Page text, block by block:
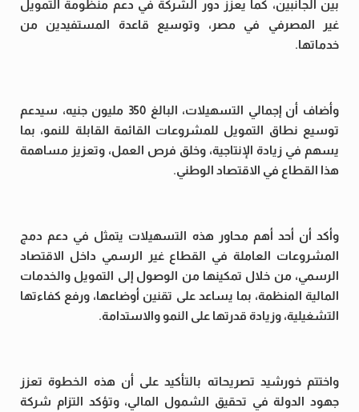
بين الجانبين، كما يعزز دور الشركة في دعم منظومة التمويل
غير المصرفي في مصر، وتوسيع قاعدة المستفيدين من
خدماتها.
وأضاف أن إجمالي التسهيلات، البالغ 350 مليون جنيه، سيدعم
توسيع نطاق التمويل للمشروعات القائمة القابلة للنمو، بما
يسهم في زيادة الإنتاجية، وخلق فرص العمل، وتعزيز مساهمة
هذا القطاع في الاقتصاد الوطني.
وأكد أن أحد أهم محاور هذه التسهيلات يتمثل في دعم دمج
المشروعات العاملة في القطاع غير الرسمي داخل الاقتصاد
الرسمي، من خلال تمكينها من الوصول إلى التمويل والخدمات
المالية المنظمة، بما يساعد على تقنين أوضاعها، ورفع كفاءتها
التشغيلية، وزيادة قدرتها على النمو والاستدامة.
واختتم خورشيد تصريحاته بالتأكيد على أن هذه الخطوة تعزز
جهود الدولة في تحقيق الشمول المالي، وتؤكد التزام شركة